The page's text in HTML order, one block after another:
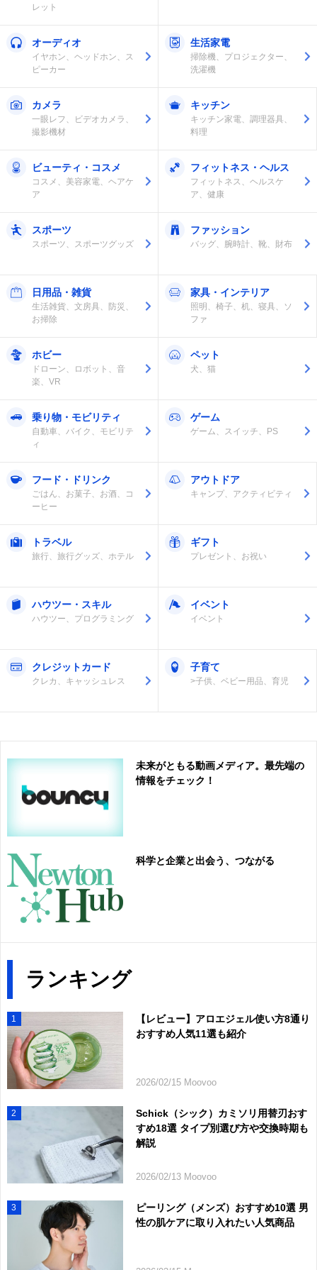
レット
オーディオ
イヤホン、ヘッドホン、ス
ピーカー
生活家電
掃除機、プロジェクター、
洗濯機
カメラ
一眼レフ、ビデオカメラ、
撮影機材
キッチン
キッチン家電、調理器具、
料理
ビューティ・コスメ
コスメ、美容家電、ヘアケ
ア
フィットネス・ヘルス
フィットネス、ヘルスケ
ア、健康
スポーツ
スポーツ、スポーツグッズ
ファッション
バッグ、腕時計、靴、財布
日用品・雑貨
生活雑貨、文房具、防災、
お掃除
家具・インテリア
照明、椅子、机、寝具、ソ
ファ
ホビー
ドローン、ロボット、音
楽、VR
ペット
犬、猫
乗り物・モビリティ
自動車、バイク、モビリテ
ィ
ゲーム
ゲーム、スイッチ、PS
フード・ドリンク
ごはん、お菓子、お酒、コ
ーヒー
アウトドア
キャンプ、アクティビティ
トラベル
旅行、旅行グッズ、ホテル
ギフト
プレゼント、お祝い
ハウツー・スキル
ハウツー、プログラミング
イベント
イベント
クレジットカード
クレカ、キャッシュレス
子育て
>子供、ベビー用品、育児
未来がともる動画メディア。最先端の
情報をチェック！
科学と企業と出会う、つながる
ランキング
1
【レビュー】アロエジェル使い方8通り
おすすめ人気11選も紹介
2026/02/15 Moovoo
2
Schick（シック）カミソリ用替刃おす
すめ18選 タイプ別選び方や交換時期も
解説
2026/02/13 Moovoo
3
ピーリング（メンズ）おすすめ10選 男
性の肌ケアに取り入れたい人気商品